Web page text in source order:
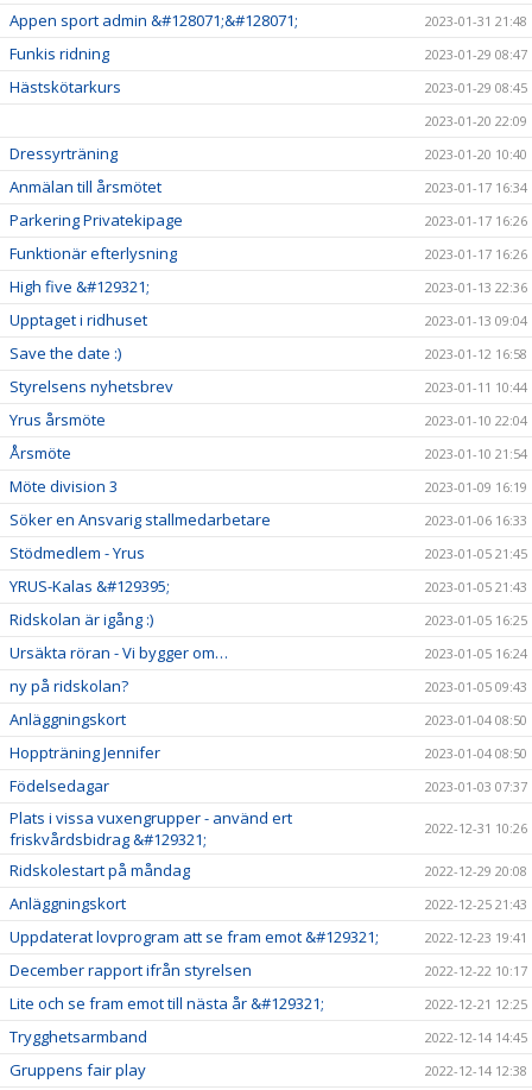
Appen sport admin &#128071;&#128071; 2023-01-31 21:48
Funkis ridning 2023-01-29 08:47
Hästskötarkurs
2023-01-29 08:45
2023-01-20 22:09
Dressyrträning 2023-01-20 10:40
Anmälan till årsmötet 2023-01-17 16:34
Parkering Privatekipage 2023-01-17 16:26
Funktionär efterlysning 2023-01-17 16:26
High five &#129321; 2023-01-13 22:36
Upptaget i ridhuset 2023-01-13 09:04
Save the date :) 2023-01-12 16:58
Styrelsens nyhetsbrev 2023-01-11 10:44
Yrus årsmöte 2023-01-10 22:04
Årsmöte 2023-01-10 21:54
Möte division 3 2023-01-09 16:19
Söker en Ansvarig stallmedarbetare 2023-01-06 16:33
Stödmedlem - Yrus 2023-01-05 21:45
YRUS-Kalas &#129395; 2023-01-05 21:43
Ridskolan är igång :) 2023-01-05 16:25
Ursäkta röran - Vi bygger om… 2023-01-05 16:24
ny på ridskolan? 2023-01-05 09:43
Anläggningskort 2023-01-04 08:50
Hoppträning Jennifer 2023-01-04 08:50
Födelsedagar 2023-01-03 07:37
Plats i vissa vuxengrupper - använd ert
friskvårdsbidrag &#129321;
2022-12-31 10:26
Ridskolestart på måndag 2022-12-29 20:08
Anläggningskort 2022-12-25 21:43
Uppdaterat lovprogram att se fram emot &#129321; 2022-12-23 19:41
December rapport ifrån styrelsen 2022-12-22 10:17
Lite och se fram emot till nästa år &#129321; 2022-12-21 12:25
Trygghetsarmband 2022-12-14 14:45
Gruppens fair play 2022-12-14 12:38